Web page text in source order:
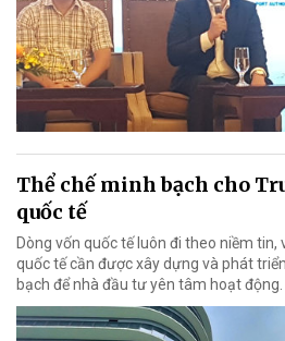
Thể chế minh bạch cho
quốc tế
Dòng vốn quốc tế luôn đi theo niềm
quốc tế cần được xây dựng và phát
bạch để nhà đầu tư yên tâm hoạt động.